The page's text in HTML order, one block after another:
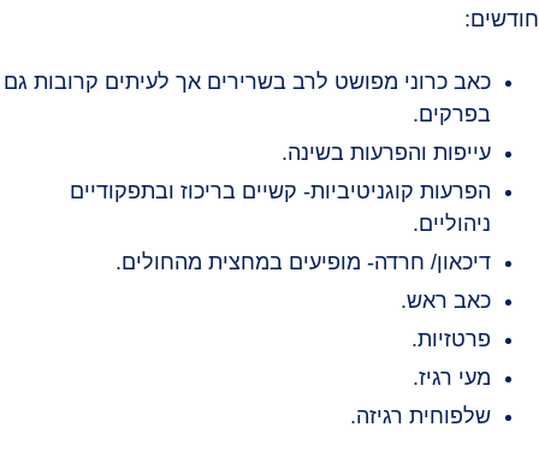
חודשים:
כאב כרוני מפושט לרב בשרירים אך לעיתים קרובות גם
בפרקים.
עייפות והפרעות בשינה.
הפרעות קוגניטיביות- קשיים בריכוז ובתפקודיים
ניהוליים.
דיכאון/ חרדה- מופיעים במחצית מהחולים.
כאב ראש.
פרטזיות.
מעי רגיז.
שלפוחית רגיזה.